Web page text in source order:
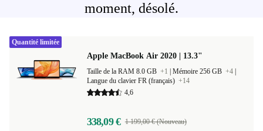
moment, désolé.
Apple MacBook Air 2020 | 13.3"
Taille de la RAM 8.0 GB +1 Mémoire 256 GB +4
Langue du clavier FR (français) +14
4,6
338,09 € 1 199,00 € (Nouveau)
Quantité limitée